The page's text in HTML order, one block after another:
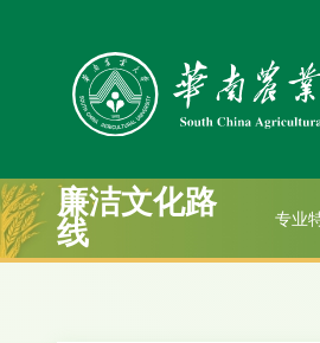
廉洁文化路
线
专业